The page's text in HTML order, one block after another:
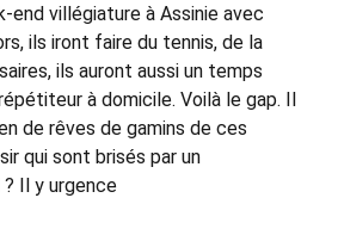
end villégiature à Assinie avec
ils iront faire du tennis, de la
ils auront aussi un temps
à domicile. Voilà le gap. Il
de rêves de gamins de ces
qui sont brisés par un
Il y urgence